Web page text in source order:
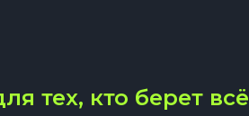
тех, кто берет всё